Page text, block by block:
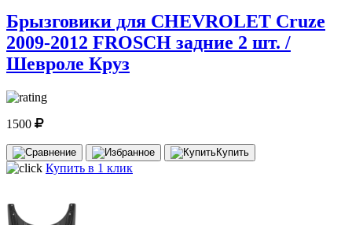
Брызговики для CHEVROLET Cruze
2009-2012 FROSCH задние 2 шт. /
Шевроле Круз
1500
Купить
Купить в 1 клик